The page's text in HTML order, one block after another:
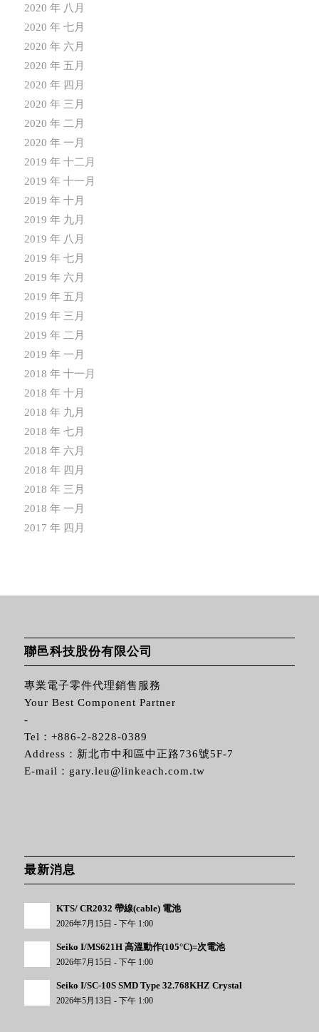
2020 年 八月
2020 年 七月
2020 年 六月
2020 年 五月
2020 年 四月
2020 年 三月
2020 年 二月
2020 年 一月
2019 年 十二月
2019 年 十一月
2019 年 十月
2019 年 九月
2019 年 八月
2019 年 七月
2019 年 六月
2019 年 五月
2019 年 三月
2019 年 二月
2019 年 一月
2018 年 十一月
2018 年 十月
2018 年 九月
2018 年 七月
2018 年 六月
2018 年 四月
2018 年 三月
2018 年 一月
2017 年 四月
聯邑科技股份有限公司
專業電子零件代理銷售服務
Your Best Component Partner
-
Tel： +886-2-8228-0389
Address：新北市中和區中正路736號5F-7
E-mail： gary.leu@linkeach.com.tw
最新消息
KTS/ CR2032 帶線(cable) 電池
2026年7月15日 - 下午 1:00
Seiko I/MS621H 高溫動作(105°C)=次電池
2026年7月15日 - 下午 1:00
Seiko I/SC-10S SMD Type 32.768KHZ Crystal
2026年5月13日 - 下午 1:00